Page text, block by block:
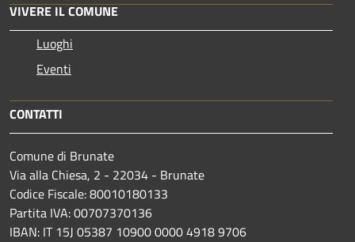
VIVERE IL COMUNE
Luoghi
Eventi
CONTATTI
Comune di Brunate
Via alla Chiesa, 2 - 22034 - Brunate
Codice Fiscale: 80010180133
Partita IVA: 00707370136
IBAN: IT 15J 05387 10900 0000 4918 9706